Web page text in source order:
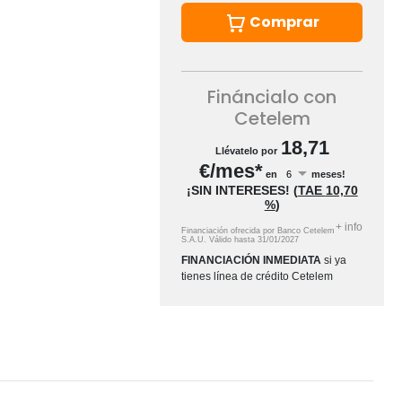
Comprar
Fináncialo con
Cetelem
Llévatelo por 18,71
€/mes* en meses!
¡SIN INTERESES! (TAE 10,70
%)
Financiación ofrecida por Banco Cetelem
S.A.U.Válido hasta31/01/2027
+ info
FINANCIACIÓN INMEDIATA si ya
tienes línea de crédito Cetelem